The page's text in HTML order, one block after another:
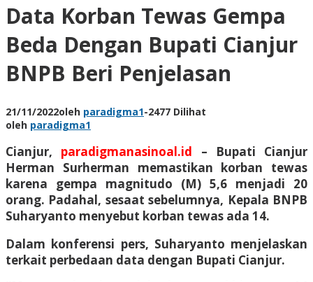
Data Korban Tewas Gempa
Beda Dengan Bupati Cianjur
BNPB Beri Penjelasan
21/11/2022oleh paradigma1-2477 Dilihat
oleh paradigma1
Cianjur, paradigmanasinoal.id – Bupati Cianjur
Herman Surherman memastikan korban tewas
karena gempa magnitudo (M) 5,6 menjadi 20
orang. Padahal, sesaat sebelumnya, Kepala BNPB
Suharyanto menyebut korban tewas ada 14.
Dalam konferensi pers, Suharyanto menjelaskan
terkait perbedaan data dengan Bupati Cianjur.